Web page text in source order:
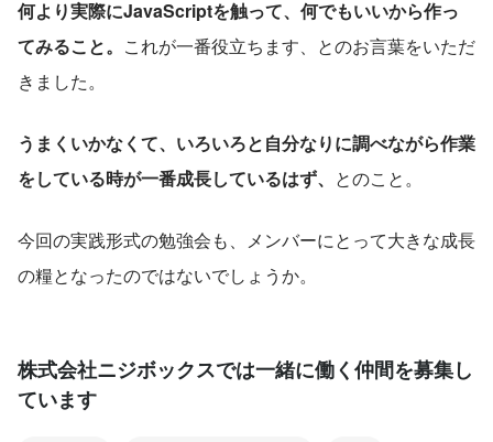
何より実際にJavaScriptを触って、何でもいいから作っ
てみること。 これが一番役立ちます、とのお言葉をいただ
きました。
うまくいかなくて、いろいろと自分なりに調べながら作業
をしている時が一番成長しているはず、 とのこと。
今回の実践形式の勉強会も、メンバーにとって大きな成長
の糧となったのではないでしょうか。
株式会社ニジボックスでは一緒に働く仲間を募集し
ています